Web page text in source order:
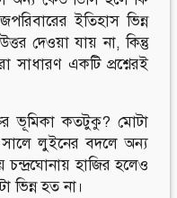
ইতিহাস ভিন্ন
দেওয়া যায় না, কিন্তু
একটি প্রশ্নেরই
ভূমিকা কতটুকু? মোটা
লুইনের বদলে অন্য
চন্দ্রঘোনায় হাজির হলেও
হত না।